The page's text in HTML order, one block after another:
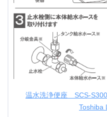
温水洗浄便座 SCS-
Toshiba